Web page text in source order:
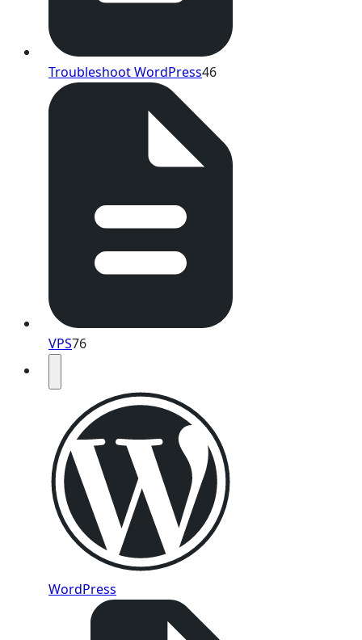
Troubleshoot WordPress46
VPS76
WordPress